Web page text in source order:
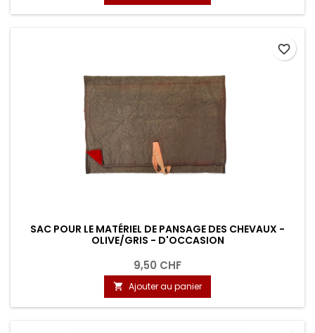
SAC POUR LE MATÉRIEL DE PANSAGE DES CHEVAUX -
OLIVE/GRIS - D'OCCASION
9,50 CHF
 Ajouter au panier
favorite_border